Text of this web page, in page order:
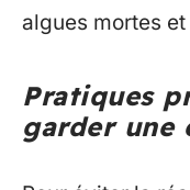
algues mortes
Pratiques
garder une